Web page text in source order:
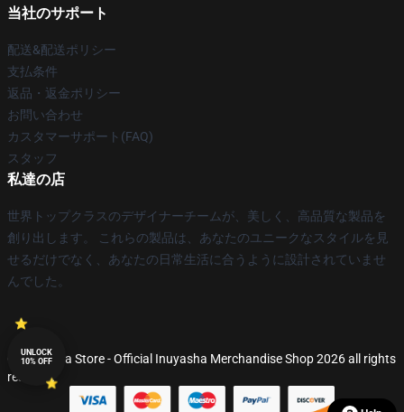
当社のサポート
配送&配送ポリシー
支払条件
返品・返金ポリシー
お問い合わせ
カスタマーサポート(FAQ)
スタッフ
私達の店
世界トップクラスのデザイナーチームが、美しく、高品質な製品を
創り出します。 これらの製品は、あなたのユニークなスタイルを見
せるだけでなく、あなたの日常生活に合うように設計されていませ
んでした。
© Inuyasha Store - Official Inuyasha Merchandise Shop 2026 all rights
reserved
UNLOCK
10% OFF